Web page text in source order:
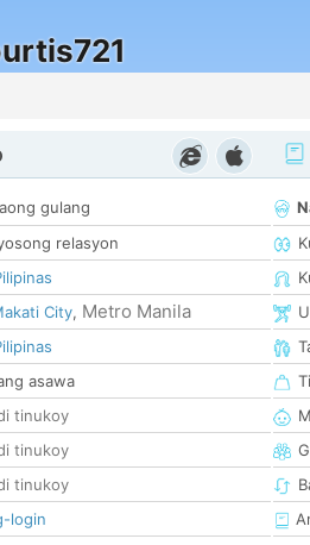
gulang
relasyon
City, Metro Manila
asawa
tinukoy
tinukoy
tinukoy
login